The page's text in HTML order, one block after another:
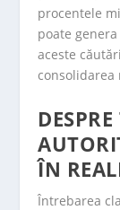
procentele
poate
aceste
consolidarea
ÎN
Întrebarea